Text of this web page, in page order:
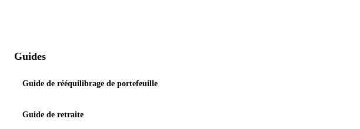
Guides
Guide de rééquilibrage de portefeuille
Guide de retraite